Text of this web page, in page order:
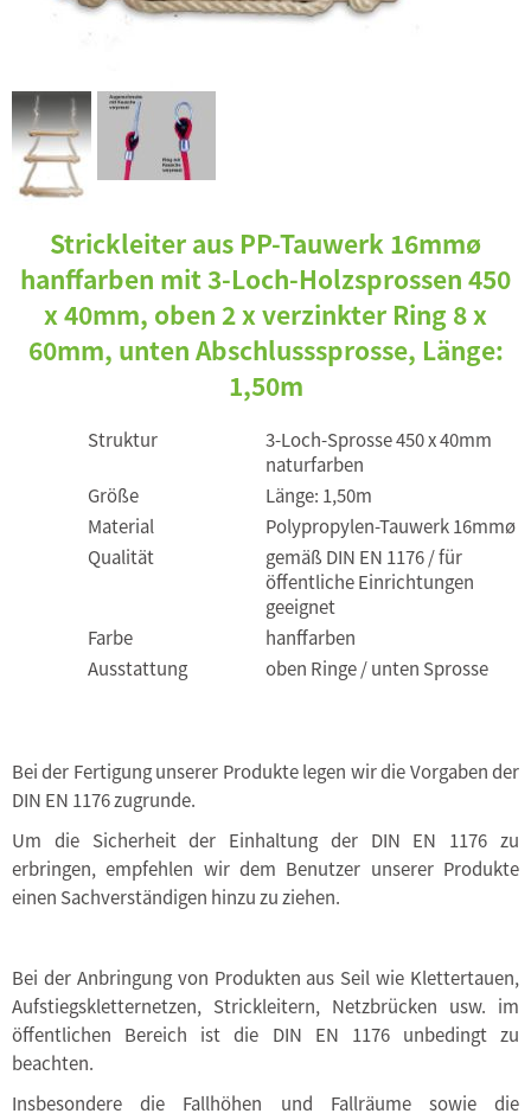
Strickleiter aus PP-Tauwerk 16mmø
hanffarben mit 3-Loch-Holzsprossen 450
x 40mm, oben 2 x verzinkter Ring 8 x
60mm, unten Abschlusssprosse, Länge:
1,50m
Struktur
3-Loch-Sprosse 450 x 40mm
naturfarben
Größe
Länge: 1,50m
Material
Polypropylen-Tauwerk 16mmø
Qualität
gemäß DIN EN 1176 / für
öffentliche Einrichtungen
geeignet
Farbe
hanffarben
Ausstattung
oben Ringe / unten Sprosse
Bei der Fertigung unserer Produkte legen wir die Vorgaben der
DIN EN 1176 zugrunde.
Um die Sicherheit der Einhaltung der DIN EN 1176 zu
erbringen, empfehlen wir dem Benutzer unserer Produkte
einen Sachverständigen hinzu zu ziehen.
Bei der Anbringung von Produkten aus Seil wie Klettertauen,
Aufstiegskletternetzen, Strickleitern, Netzbrücken usw. im
öffentlichen Bereich ist die DIN EN 1176 unbedingt zu
beachten.
Insbesondere die Fallhöhen und Fallräume sowie die